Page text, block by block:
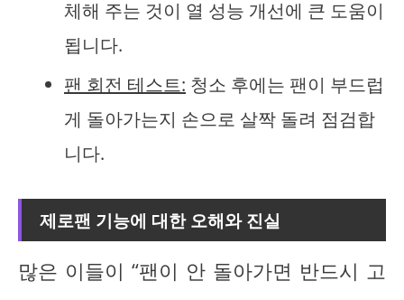
체해 주는 것이 열 성능 개선에 큰 도움이
됩니다.
팬 회전 테스트: 청소 후에는 팬이 부드럽
게 돌아가는지 손으로 살짝 돌려 점검합
니다.
제로팬 기능에 대한 오해와 진실
많은 이들이 “팬이 안 돌아가면 반드시 고